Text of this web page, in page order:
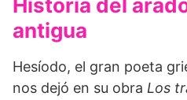
Historia del
antigua
Hesíodo, el gran poeta
nos dejó en su obra Los